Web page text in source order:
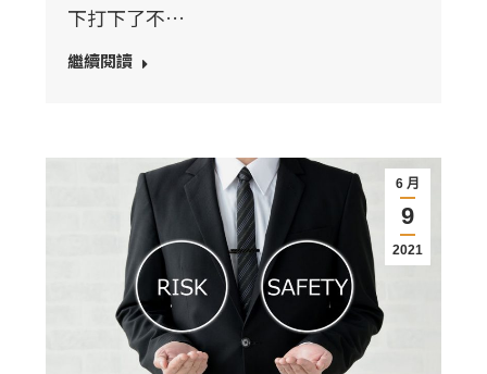
下打下了不…
繼續閱讀
6 月
9
2021